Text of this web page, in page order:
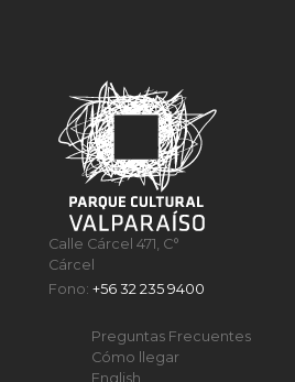
Calle Cárcel 471, C°
Cárcel
Fono:+56 32 235 9400
Preguntas Frecuentes
Cómo llegar
English